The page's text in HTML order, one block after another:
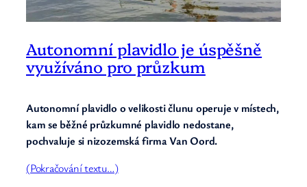
Autonomní plavidlo je úspěšně
využíváno pro průzkum
Autonomní plavidlo o velikosti člunu operuje v místech,
kam se běžné průzkumné plavidlo nedostane,
pochvaluje si nizozemská firma Van Oord.
(Pokračování textu…)